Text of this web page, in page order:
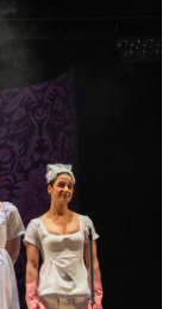
Sa.
23.01.2027
-